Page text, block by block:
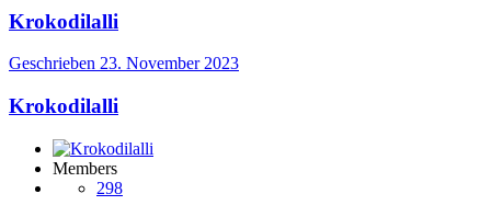
Krokodilalli
Geschrieben 23. November 2023
Krokodilalli
Members
298